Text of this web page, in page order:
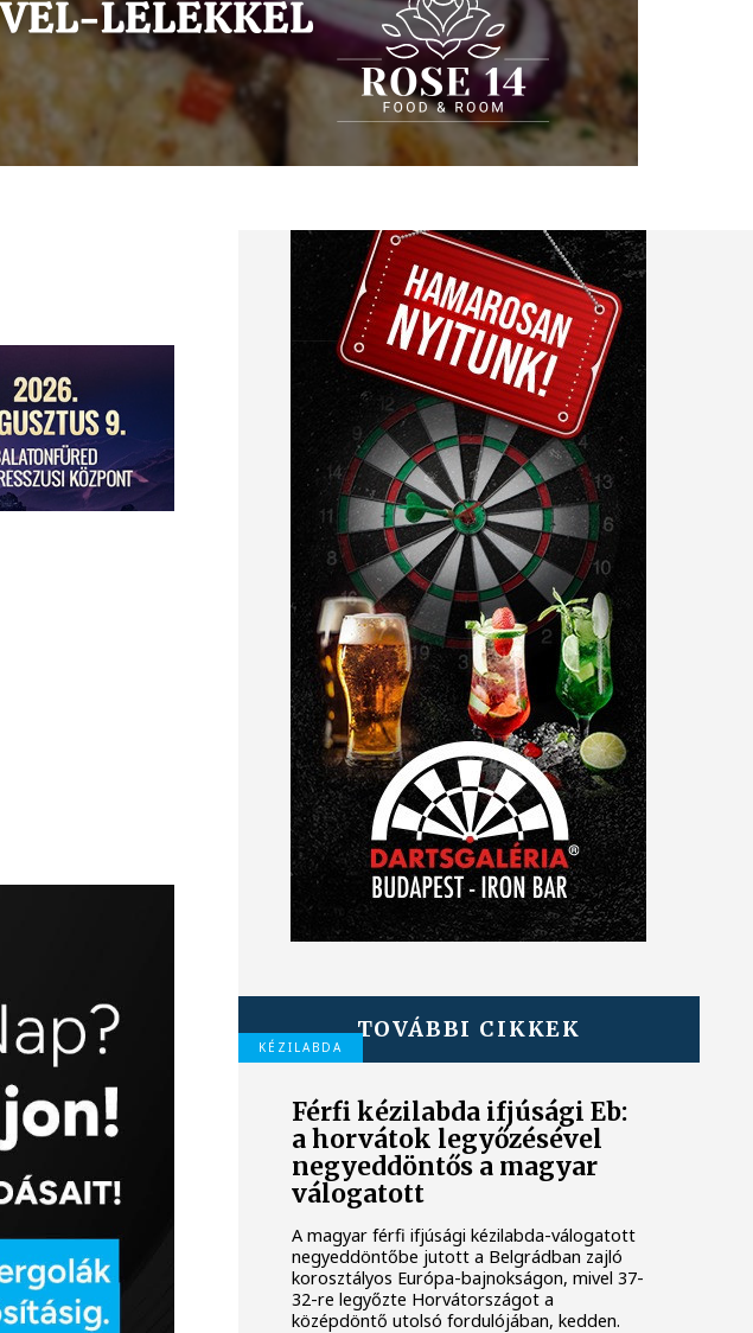
TOVÁBBI CIKKEK
KÉZILABDA
Férfi kézilabda ifjúsági Eb:
a horvátok legyőzésével
negyeddöntős a magyar
válogatott
A magyar férfi ifjúsági kézilabda-válogatott
negyeddöntőbe jutott a Belgrádban zajló
korosztályos Európa-bajnokságon, mivel 37-
32-re legyőzte Horvátországot a
középdöntő utolsó fordulójában, kedden.